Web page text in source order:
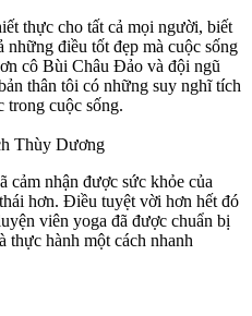
thực cho tất cả mọi người, biết
những điều tốt đẹp mà cuộc sống
cô Bùi Châu Đảo và đội ngũ
thân tôi có những suy nghĩ tích
trong cuộc sống.
Thùy Dương
cảm nhận được sức khỏe của
hơn. Điều tuyệt vời hơn hết đó
viên yoga đã được chuẩn bị
thực hành một cách nhanh